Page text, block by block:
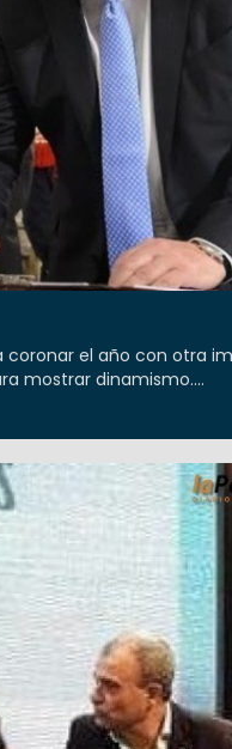
coronar el año con otra
mostrar dinamismo....